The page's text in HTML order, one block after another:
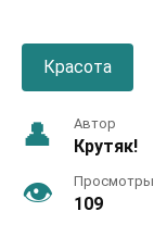
Красота
Автор
Крутяк!
Просмотры
109